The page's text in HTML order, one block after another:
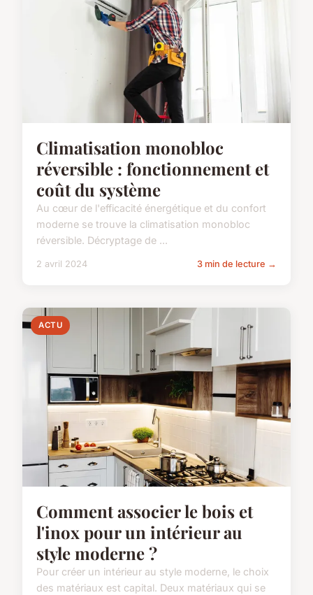
Climatisation monobloc
réversible : fonctionnement et
coût du système
Au cœur de l'efficacité énergétique et du confort
moderne se trouve la climatisation monobloc
réversible. Décryptage de ...
2 avril 2024 3 min de lecture →
ACTU
Comment associer le bois et
l'inox pour un intérieur au
style moderne ?
Pour créer un intérieur au style moderne, le choix
des matériaux est capital. Deux matériaux qui se